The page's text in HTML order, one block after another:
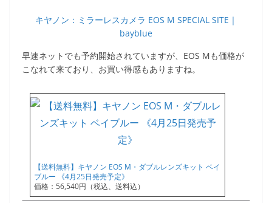
キヤノン：ミラーレスカメラ EOS M SPECIAL SITE｜
bayblue
早速ネットでも予約開始されていますが、EOS Mも価格が
こなれて来ており、お買い得感もありますね。
【送料無料】キヤノン EOS M・ダブルレンズキット ベイ
ブルー 《4月25日発売予定》
価格：56,540円（税込、送料込）